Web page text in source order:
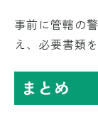
事前に管轄の
え、必要書類
まとめ